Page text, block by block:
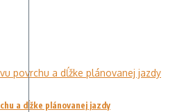
a dĺžke plánovanej jazdy